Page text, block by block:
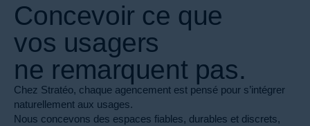
Concevoir ce que
vos usagers
ne remarquent pas.
Chez Stratéo, chaque agencement est pensé pour s’intégrer
naturellement aux usages.
Nous concevons des espaces fiables, durables et discrets,